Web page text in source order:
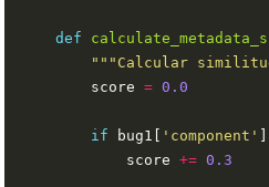
def
"""Calcular
        score
= 0.0
if bug1[ 'component'
            score
+= 0.3